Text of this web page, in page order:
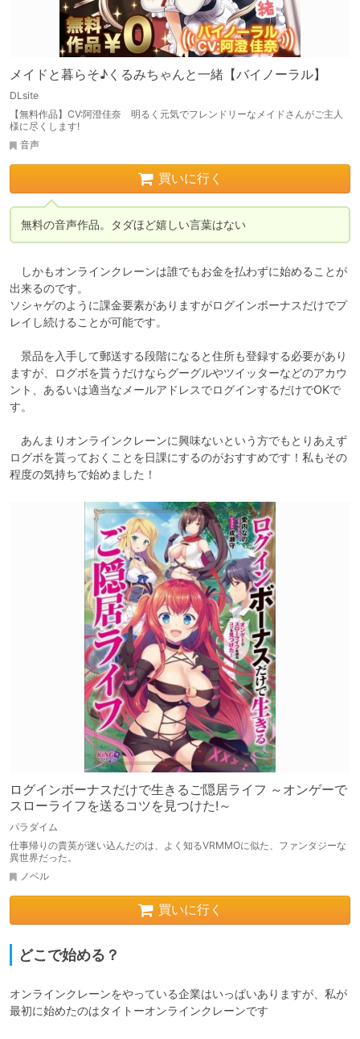
メイドと暮らそ♪くるみちゃんと一緒【バイノーラル】
DLsite
【無料作品】CV:阿澄佳奈 明るく元気でフレンドリーなメイドさんがご主人
様に尽くします!
音声
買いに行く
無料の音声作品。タダほど嬉しい言葉はない
しかもオンラインクレーンは誰でもお金を払わずに始めることが
出来るのです。
ソシャゲのように課金要素がありますがログインボーナスだけでプ
レイし続けることが可能です。
景品を入手して郵送する段階になると住所も登録する必要があり
ますが、ログボを貰うだけならグーグルやツイッターなどのアカウ
ント、あるいは適当なメールアドレスでログインするだけでOKで
す。
あんまりオンラインクレーンに興味ないという方でもとりあえず
ログボを貰っておくことを日課にするのがおすすめです！私もその
程度の気持ちで始めました！
ログインボーナスだけで生きるご隠居ライフ ～オンゲーで
スローライフを送るコツを見つけた!～
パラダイム
仕事帰りの貴英が迷い込んだのは、よく知るVRMMOに似た、ファンタジーな
異世界だった。
ノベル
買いに行く
どこで始める？
オンラインクレーンをやっている企業はいっぱいありますが、私が
最初に始めたのはタイトーオンラインクレーンです